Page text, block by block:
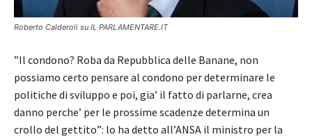
Roberto Calderoli su IL PARLAMENTARE.IT
”Il condono? Roba da Repubblica delle Banane, non
possiamo certo pensare al condono per determinare le
politiche di sviluppo e poi, gia’ il fatto di parlarne, crea
danno perche’ per le prossime scadenze determina un
crollo del gettito”: lo ha detto all’ANSA il ministro per la